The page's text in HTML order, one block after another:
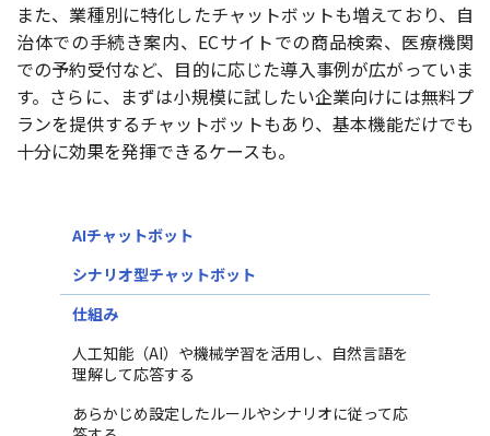
また、業種別に特化したチャットボットも増えており、自
治体での手続き案内、ECサイトでの商品検索、医療機関
での予約受付など、目的に応じた導入事例が広がっていま
す。さらに、まずは小規模に試したい企業向けには無料プ
ランを提供するチャットボットもあり、基本機能だけでも
十分に効果を発揮できるケースも。
AIチャットボット
シナリオ型チャットボット
仕組み
人工知能（AI）や機械学習を活用し、自然言語を
理解して応答する
あらかじめ設定したルールやシナリオに従って応